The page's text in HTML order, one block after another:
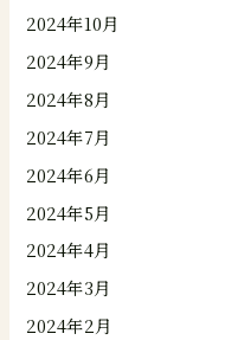
2024年10月
2024年9月
2024年8月
2024年7月
2024年6月
2024年5月
2024年4月
2024年3月
2024年2月